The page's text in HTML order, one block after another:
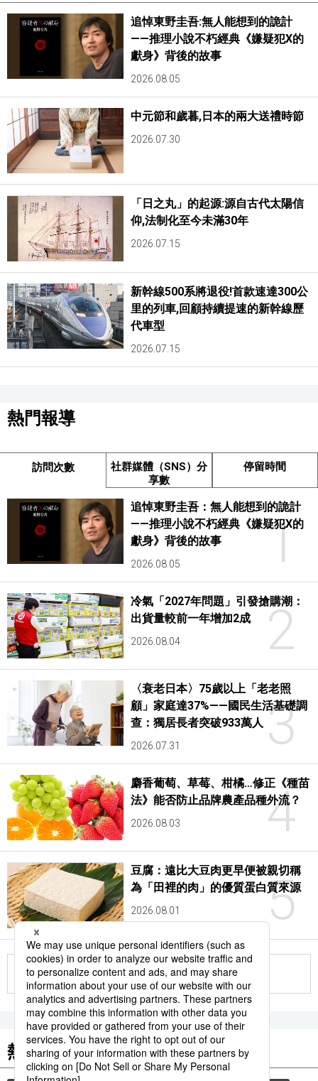
追悼東野圭吾:無人能想到的詭計
——推理小說不朽經典《嫌疑犯X的
獻身》背後的故事
2026.08.05
中元節和歲暮,日本的兩大送禮時節
2026.07.30
「日之丸」的起源:源自古代太陽信
仰,法制化至今未滿30年
2026.07.15
新幹線500系將退役!首款速達300公
里的列車,回顧持續提速的新幹線歷
代車型
2026.07.15
熱門報導
訪問次數
社群媒體（SNS）分
享數
停留時間
1
追悼東野圭吾：無人能想到的詭計
——推理小說不朽經典《嫌疑犯X的
獻身》背後的故事
2026.08.05
2
冷氣「2027年問題」引發搶購潮：
出貨量較前一年增加2成
2026.08.04
3
〈衰老日本〉75歲以上「老老照
顧」家庭達37%——國民生活基礎調
查：獨居長者突破933萬人
2026.07.31
4
麝香葡萄、草莓、柑橘…修正《種苗
法》能否防止品牌農產品種外流？
2026.08.03
5
豆腐：遠比大豆肉更早便被親切稱
為「田裡的肉」的優質蛋白質來源
2026.08.01
更多
熱門關鍵詞